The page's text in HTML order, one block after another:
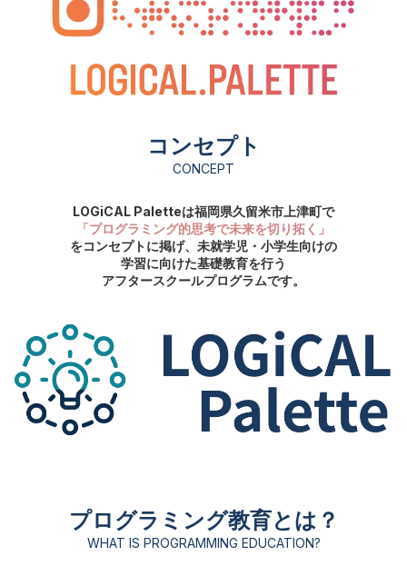
コンセプト
CONCEPT
LOGiCAL Paletteは福岡県久留米市上津町で
「プログラミング的思考で未来を切り拓く」
をコンセプトに掲げ、 未就学児・小学生向けの
学習に向けた基礎教育を行う
アフタースクールプログラムです。
プログラミング教育とは？
WHAT IS PROGRAMMING EDUCATION?